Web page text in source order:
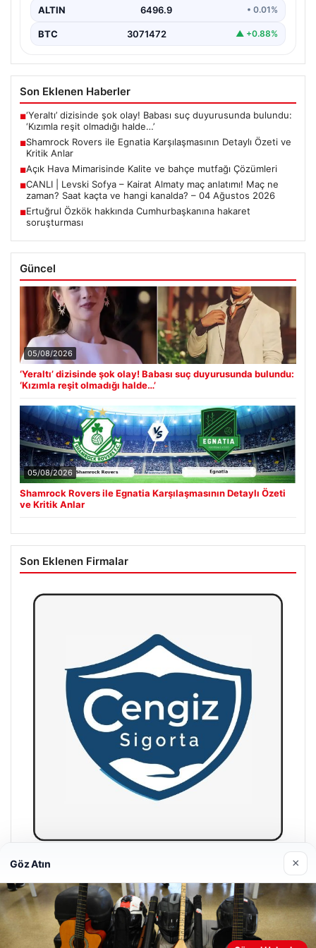
ALTIN 6496.9 • 0.01%
BTC 3071472 ▲ +0.88%
Son Eklenen Haberler
■‘Yeraltı’ dizisinde şok olay! Babası suç duyurusunda bulundu:
‘Kızımla reşit olmadığı halde…’
■Shamrock Rovers ile Egnatia Karşılaşmasının Detaylı Özeti ve
Kritik Anlar
■Açık Hava Mimarisinde Kalite ve bahçe mutfağı Çözümleri
■CANLI | Levski Sofya – Kairat Almaty maç anlatımı! Maç ne
zaman? Saat kaçta ve hangi kanalda? – 04 Ağustos 2026
■Ertuğrul Özkök hakkında Cumhurbaşkanına hakaret
soruşturması
Güncel
05/08/2026
‘Yeraltı’ dizisinde şok olay! Babası suç duyurusunda bulundu:
‘Kızımla reşit olmadığı halde…’
05/08/2026
Shamrock Rovers ile Egnatia Karşılaşmasının Detaylı Özeti
ve Kritik Anlar
Son Eklenen Firmalar
Hastaş Beton
26/05/2026
Göz Atın ×